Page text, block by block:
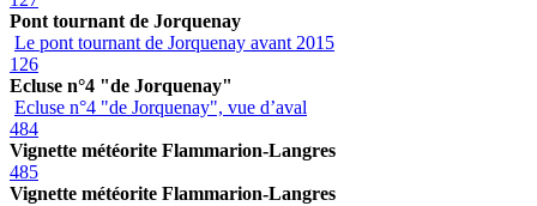
Pont tournant de Jorquenay
Le pont tournant de Jorquenay avant 2015
126
Ecluse n°4 "de Jorquenay"
Ecluse n°4 "de Jorquenay", vue d’aval
484
Vignette météorite Flammarion-Langres
485
Vignette météorite Flammarion-Langres